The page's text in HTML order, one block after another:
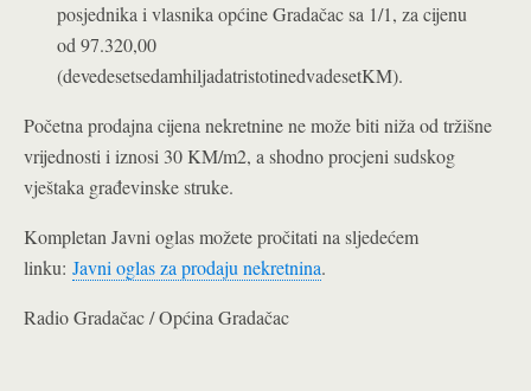
posjednika i vlasnika općine Gradačac sa 1/1, za cijenu
od 97.320,00
(devedesetsedamhiljadatristotinedvadesetKM).
Početna prodajna cijena nekretnine ne može biti niža od tržišne
vrijednosti i iznosi 30 KM/m2, a shodno procjeni sudskog
vještaka građevinske struke.
Kompletan Javni oglas možete pročitati na sljedećem
linku: Javni oglas za prodaju nekretnina.
Radio Gradačac / Općina Gradačac